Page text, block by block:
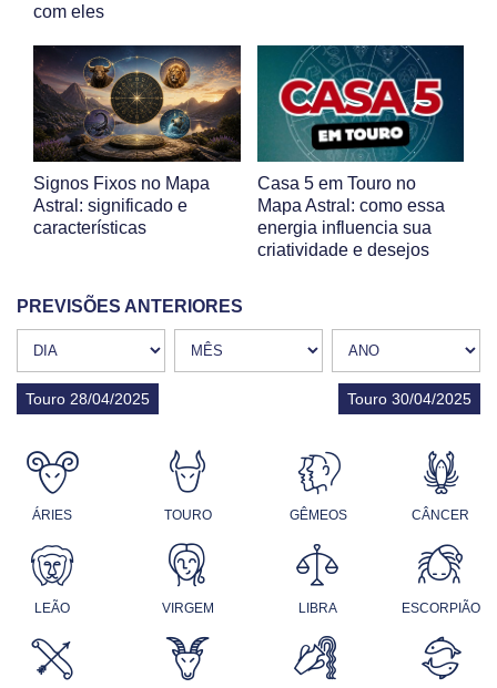
com eles
Signos Fixos no Mapa
Astral: significado e
características
Casa 5 em Touro no
Mapa Astral: como essa
energia influencia sua
criatividade e desejos
PREVISÕES ANTERIORES
Touro 28/04/2025 Touro 30/04/2025
ÁRIES TOURO GÊMEOS CÂNCER
LEÃO VIRGEM LIBRA ESCORPIÃO